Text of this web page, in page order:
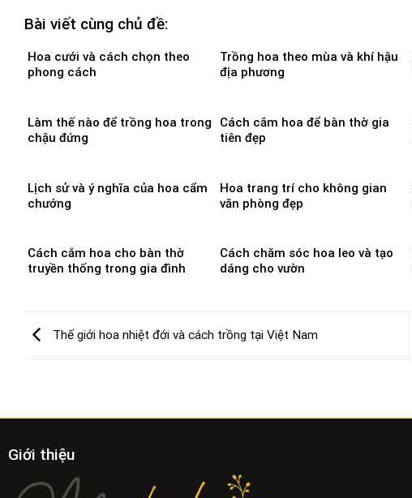
Bài viết cùng chủ đề:
Hoa cưới và cách chọn theo
phong cách
Trồng hoa theo mùa và khí hậu
địa phương
Làm thế nào để trồng hoa trong
chậu đứng
Cách cắm hoa để bàn thờ gia
tiên đẹp
Lịch sử và ý nghĩa của hoa cẩm
chướng
Hoa trang trí cho không gian
văn phòng đẹp
Cách cắm hoa cho bàn thờ
truyền thống trong gia đình
Cách chăm sóc hoa leo và tạo
dáng cho vườn
Thế giới hoa nhiệt đới và cách trồng tại Việt Nam
Giới thiệu